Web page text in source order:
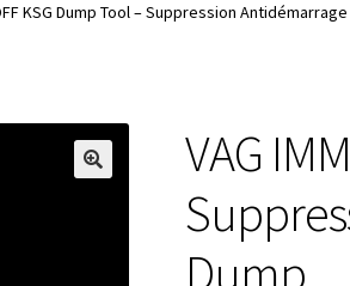
KSG Dump Tool – Suppression
VAG
Dump